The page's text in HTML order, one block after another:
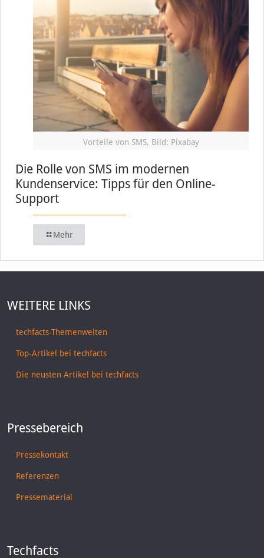
Vorteile von SMS, Bild: Pixabay
Die Rolle von SMS im modernen
Kundenservice: Tipps für den Online-
Support
Mehr
WEITERE LINKS
techfacts-Themenwelten
Top-Artikel bei techfacts
Die neusten Artikel bei techfacts
Pressebereich
Pressekontakt
Referenzen
Pressematerial
Techfacts